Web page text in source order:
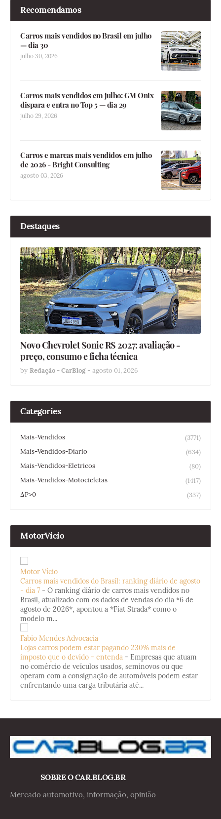
Recomendamos
Carros mais vendidos no Brasil em julho
— dia 30
julho 30, 2026
Carros mais vendidos em julho: GM Onix
dispara e entra no Top 5 — dia 29
julho 29, 2026
Carros e marcas mais vendidos em julho
de 2026 - Bright Consulting
agosto 03, 2026
Destaques
Novo Chevrolet Sonic RS 2027: avaliação -
preço, consumo e ficha técnica
by Redação - CarBlog - agosto 01, 2026
Categories
Mais-Vendidos
(3771)
Mais-Vendidos-Diario
(634)
Mais-Vendidos-Eletricos
(80)
Mais-Vendidos-Motocicletas
(1417)
ΔP>0
(337)
MotorVicio
Motor Vício
Carros mais vendidos do Brasil: ranking diário de agosto
- dia 7 - O ranking diário de carros mais vendidos no
Brasil, atualizado com os dados de vendas do dia *6 de
agosto de 2026*, apontou a *Fiat Strada* como o
modelo m...
Fabio Mendes Advocacia
Lojas carros podem estar pagando 230% mais de
imposto que o devido - entenda - Empresas que atuam
no comércio de veículos usados, seminovos ou que
operam com a consignação de automóveis podem estar
enfrentando uma carga tributária até...
SOBRE O CAR.BLOG.BR
Mercado automotivo, informação, opinião